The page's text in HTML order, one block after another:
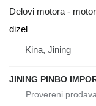
Delovi motora - motor
dizel
Kina, Jining
JINING PINBO